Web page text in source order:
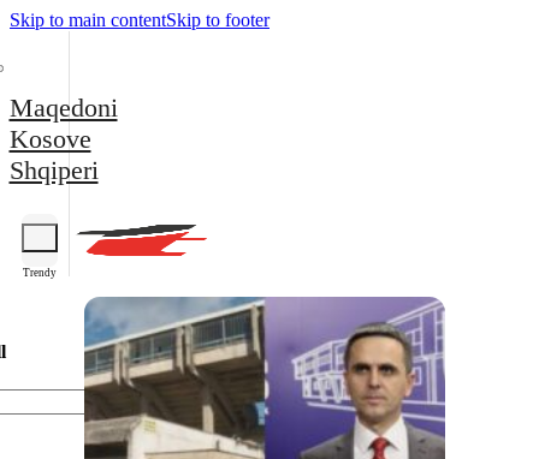
Skip to main contentSkip to footer
Maqedoni
Kosove
Shqiperi
Trendy